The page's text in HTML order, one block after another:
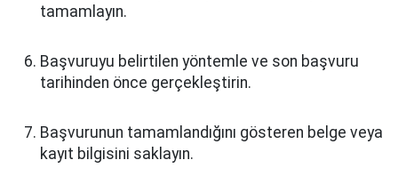
tamamlayın.
Başvuruyu belirtilen yöntemle ve son başvuru
tarihinden önce gerçekleştirin.
Başvurunun tamamlandığını gösteren belge veya
kayıt bilgisini saklayın.